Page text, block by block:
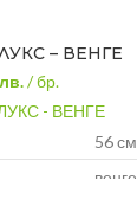
– ВЕНГЕ
лв. / бр.
- ВЕНГЕ
56 см
венге